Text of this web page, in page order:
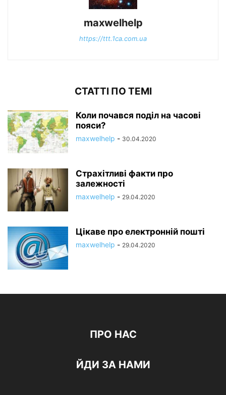
maxwelhelp
https://ttt.1ca.com.ua
СТАТТІ ПО ТЕМІ
Коли почався поділ на часові
пояси?
maxwelhelp - 30.04.2020
Страхітливі факти про
залежності
maxwelhelp - 29.04.2020
Цікаве про електронній пошті
maxwelhelp - 29.04.2020
ПРО НАС
ЙДИ ЗА НАМИ